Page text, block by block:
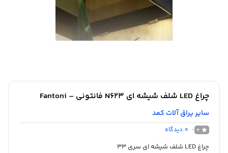
چراغ LED شلف شیشه ای N623 فانتونی – Fantoni
سایر یراق آلات کمد
0
0 دیدگاه
چراغ LED شلف شیشه ای سری 33